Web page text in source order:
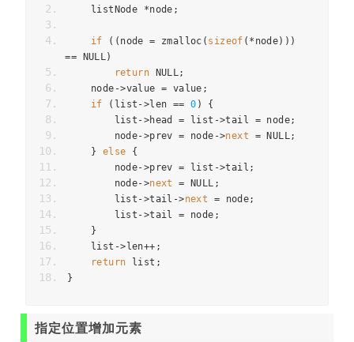
    listNode
*node ;
if (( node = zmalloc ( sizeof (* node)))
== NULL)
return NULL;
    node
->value = value ;
if
( list ->len == 0 )
{
        list
->head = list ->tail = node;
        node
->prev = node ->next = NULL;
}
else
{
        node
->prev = list ->tail ;
        node
->next = NULL ;
        list
->tail ->next = node;
        list
->tail = node ;
}
    list
-> len++;
return list ;
}
指定位置增加元素